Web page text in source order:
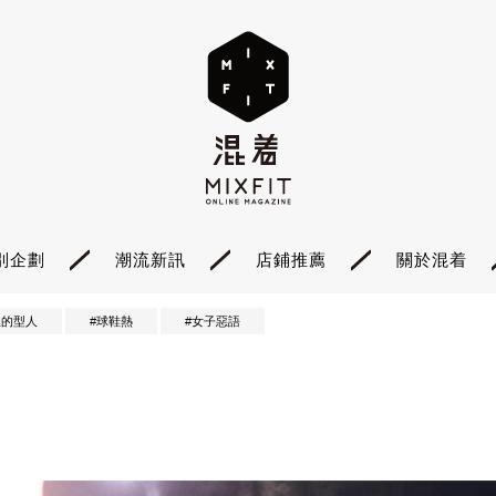
企劃 潮流新訊 店鋪推薦 關於混着
型人 #球鞋熱 #女子惡語